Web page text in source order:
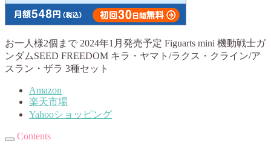
お一人様2個まで 2024年1月発売予定 Figuarts mini 機動戦士ガ
ンダムSEED FREEDOM キラ・ヤマト/ラクス・クライン/ア
スラン・ザラ 3種セット
Amazon
楽天市場
Yahooショッピング
Contents